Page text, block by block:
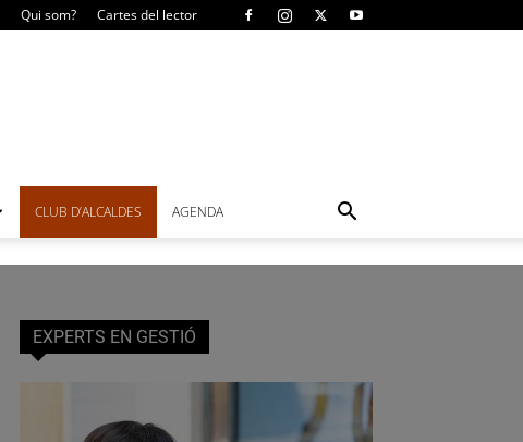
Qui som? Cartes del lector
CLUB D’ALCALDES AGENDA
EXPERTS EN GESTIÓ